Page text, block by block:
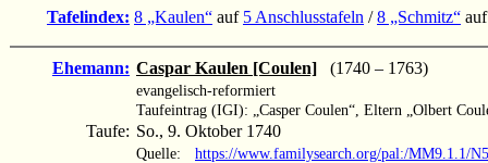
Tafelindex: 8 „Kaulen“ auf 5 Anschlusstafeln /8 „Schmitz“
Ehemann: Caspar Kaulen [Coulen] (1740 – 1763)
evangelisch-reformiert
Taufeintrag (IGI): „Casper Coulen“, Eltern „Olbert
Taufe: So., 9. Oktober 1740
Quelle: https://www.familysearch.org/pal:/MM9.1.1/